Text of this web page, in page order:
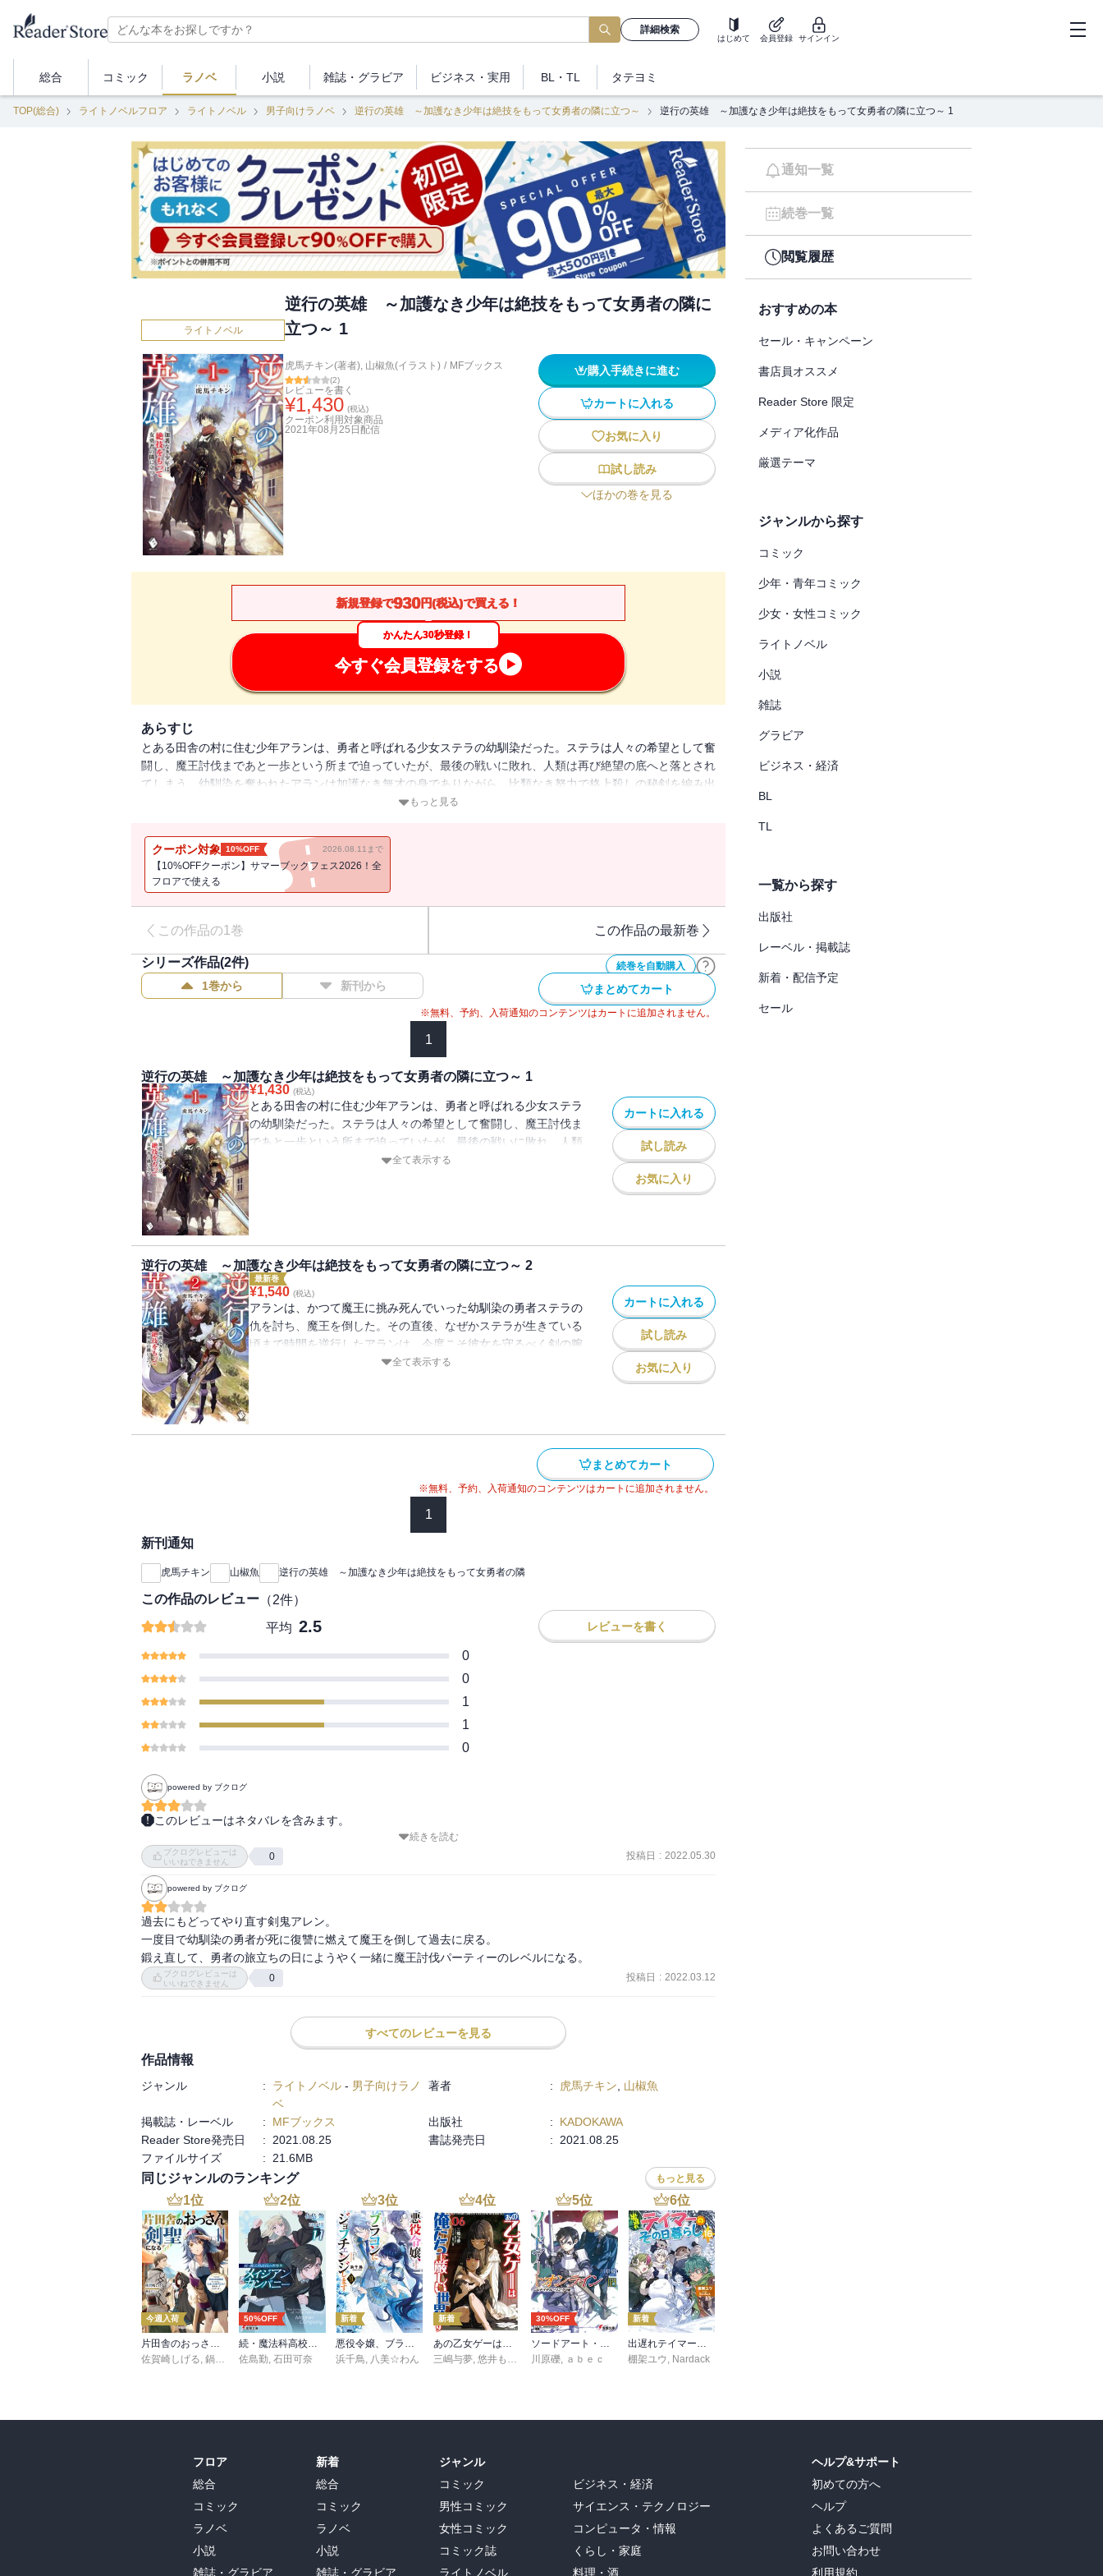
詳細検索
はじめて 会員登録 サインイン
総合 コミック ラノベ 小説 雑誌・ グラビア ビジネス ・実用 BL・TL タテヨミ
TOP(総合) ライトノベルフロア ライトノベル 男子向けラノベ 逆行の英雄 ～加護なき少年は絶技をもって女勇者の隣に立つ～ 逆行の英雄 ～加護なき少年は絶技をもって女勇者の隣に立つ～ 1
ライトノベル
逆行の英雄 ～加護なき少年は絶技をもって女勇者の隣に
立つ～ 1
虎馬チキン(著者), 山椒魚(イラスト) / MFブックス
(2)
レビューを書く
¥1,430 (税込)
クーポン利用対象商品
2021年08月25日 配信
購入手続きに進む
カートに入れる
お気に入り
試し読み
ほかの巻を見る
新規登録で930円(税込)で買える！
かんたん30秒登録！
今すぐ会員登録をする
あらすじ
とある田舎の村に住む少年アランは、勇者と呼ばれる少女ステラの幼馴染だった。ステラは人々の希望として奮
闘し、魔王討伐まであと一歩という所まで迫っていたが、最後の戦いに敗れ、人類は再び絶望の底へと落とされ
てしまう。幼馴染を奪われたアランは加護なき無才の身でありながら、比類なき努力で格上殺しの秘剣を編み出
し、遂には魔王と刺し違える事で復讐を果たすのだった。しかし仇を討っても彼女は帰って来ない。悲しみと喪
ているアランは誓う。「今度こそ二人で生きて魔王を倒して、ハッピーエンドで終わってみせる」絶技をもって
大切な幼馴染を守り抜く、王道剣戟バトルファンタジー開幕!!
もっと見る
クーポン対象 10%OFF 2026.08.11まで
【10%OFFクーポン】サマーブックフェス2026！全
フロアで使える
この作品の1巻 この作品の最新巻
続巻を自動購入
シリーズ作品(2件)
1巻から 新刊から まとめてカート
※無料、予約、入荷通知のコンテンツはカートに追加されません。
1
逆行の英雄 ～加護なき少年は絶技をもって女勇者の隣に立つ～ 1
¥1,430 (税込)
とある田舎の村に住む少年アランは、勇者と呼ばれる少女ステラ
の幼馴染だった。ステラは人々の希望として奮闘し、魔王討伐ま
であと一歩という所まで迫っていたが、最後の戦いに敗れ、人類
は再び絶望の底へと落とされてしまう。幼馴染を奪われたアラン
間へと逆行していた！絶望の未来を知っているアランは誓う。
「今度こそ二人で生きて魔王を倒して、ハッピーエンドで終わっ
てみせる」絶技をもって大切な幼馴染を守り抜く、王道剣戟バト
ルファンタジー開幕!!
全て表示する
カートに入れる
試し読み
お気に入り
逆行の英雄 ～加護なき少年は絶技をもって女勇者の隣に立つ～ 2
最新巻
¥1,540 (税込)
アランは、かつて魔王に挑み死んでいった幼馴染の勇者ステラの
仇を討ち、魔王を倒した。その直後、なぜかステラが生きている
頃まで時間を逆行したアランは、今度こそ彼女を守るべく剣の腕
を磨き、勇者の仲間として認められるまでに至る。アランが勇者
最中だった。アランとステラ、そして仲間達は急遽ドラゴンの群
れを迎撃することになり、人類最高峰の戦力として、次々にドラ
ゴンを討ち果たす！しかし彼らの前に、魔王軍が誇る圧倒的な実
力を持った『火』の四天王が現れて――。最強殺しの剣技を駆使
して絶望の未来を切り開く、王道剣戟バトルファンタジー第二
全て表示する
カートに入れる
試し読み
お気に入り
まとめてカート
※無料、予約、入荷通知のコンテンツはカートに追加されません。
1
新刊通知
虎馬チキン 山椒魚 逆行の英雄 ～加護なき少年は絶技をもって女勇者の隣
この作品のレビュー （2件）
平均 2.5 レビューを書く
0
0
1
1
0
powered by ブクログ
このレビューはネタバレを含みます。
アクションシーンが描ける漫画家さんにコミカライズしてもらいたい話。一つ一つの戦闘シーンがかなり長いん
ですが、そもそも文章である事と私の理解力が低いためにどんな闘い方してるのか良くわかりませんでした。漫
画になればその辺りわかるかなぁと。主人公はただひたすら幼い頃の約束を守る為に無理無茶重ねて成長し続け
て最後には約束を守ってヒロインの横に立つとかの有言実行っぷりは良いですね。
続きを読む
ブクログレビューは
いいねできません
0 投稿日 : 2022.05.30
powered by ブクログ
過去にもどってやり直す剣鬼アレン。
一度目で幼馴染の勇者が死に復讐に燃えて魔王を倒して過去に戻る。
鍛え直して、勇者の旅立ちの日にようやく一緒に魔王討伐パーティーのレベルになる。
ブクログレビューは
いいねできません
0 投稿日 : 2022.03.12
すべてのレビューを見る
作品情報
ジャンル : ライトノベル - 男子向けラノ
ベ
著者 : 虎馬チキン 山椒魚
掲載誌・レーベル : MFブックス 出版社 :
KADOKAWA
Reader Store発売日
: 2021.08.25 書誌発売日 :
2021.08.25
ファイルサイズ
: 21.6MB
同じジャンルのランキング もっと見る
1位
今週入荷
片田舎のおっさん、剣聖になる 11 ～ただの田舎の剣術師範だったのに、大成した弟子たちが俺を放ってくれない件～
佐賀崎しげる, 鍋島テツヒロ
2位
50%OFF
続・魔法科高校の劣等生 メイジアン・カンパニー(11)
佐島勤, 石田可奈
3位
新着
悪役令嬢、ブラコンにジョブチェンジします９【電子特典付き】
浜千鳥, 八美☆わん
4位
新着
あの乙女ゲーは俺たちに厳しい世界です 6
三嶋与夢, 悠井もげ 孟達
5位
30%OFF
ソードアート・オンライン29 ユナイタル・リングVIII
川原礫, ａｂｅｃ
6位
新着
出遅れテイマーのその日暮らし 16
棚架ユウ, Nardack
通知一覧
続巻一覧
閲覧履歴
おすすめの本
セール・キャンペーン
書店員オススメ
Reader Store 限定
メディア化作品
厳選テーマ
ジャンルから探す
コミック
少年・青年コミック
少女・女性コミック
ライトノベル
小説
雑誌
グラビア
ビジネス・経済
BL
TL
一覧から探す
出版社
レーベル・掲載誌
新着・配信予定
セール
フロア
総合
コミック
ラノベ
小説
雑誌・グラビア
新着
総合
コミック
ラノベ
小説
雑誌・グラビア
ジャンル
コミック
男性コミック
女性コミック
コミック誌
ライトノベル
ビジネス・経済
サイエンス・テクノロジー
コンピュータ・情報
くらし・家庭
料理・酒
ヘルプ&サポート
初めての方へ
ヘルプ
よくあるご質問
お問い合わせ
利用規約